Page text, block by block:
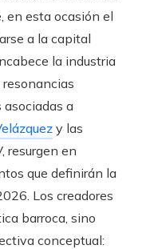
en esta ocasión el
a la capital
la industria
resonancias
asociadas a
y las
resurgen en
que definirán la
Los creadores
barroca, sino
conceptual: